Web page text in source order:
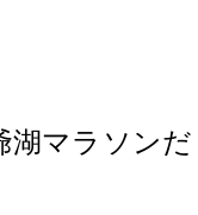
マラソンだ